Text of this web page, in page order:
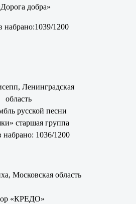
добра»
набрано:1039/1200
Ленинградская
область
русской песни
старшая группа
набрано: 1036/1200
Московская область
«КРЕДО»